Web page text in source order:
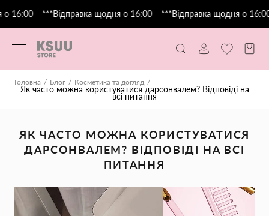
***Відправка щодня о 16:00 ***Відправка щодня о 16:00
Головна Блог Косметика та догляд
Як часто можна користуватися дарсонвалем? Відповіді на
всі питання
ЯК ЧАСТО МОЖНА КОРИСТУВАТИСЯ
ДАРСОНВАЛЕМ? ВІДПОВІДІ НА ВСІ
ПИТАННЯ